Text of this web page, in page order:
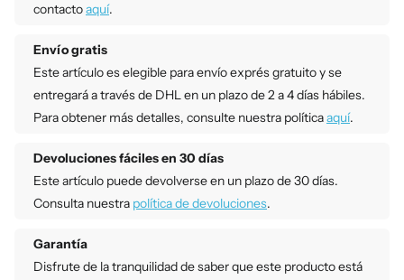
contactoaquí.
Envío gratis
Este artículo es elegible para envío exprés gratuito y se
entregará a través de DHL en un plazo de 2 a 4 días hábiles.
Para obtener más detalles, consulte nuestra políticaaquí.
Devoluciones fáciles en 30 días
Este artículo puede devolverse en un plazo de 30 días.
Consulta nuestra política de devoluciones.
Garantía
Disfrute de la tranquilidad de saber que este producto está